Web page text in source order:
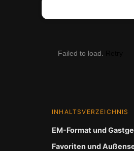
Failed to load.
INHALTSVERZEICHNIS
EM-Format und
Favoriten und